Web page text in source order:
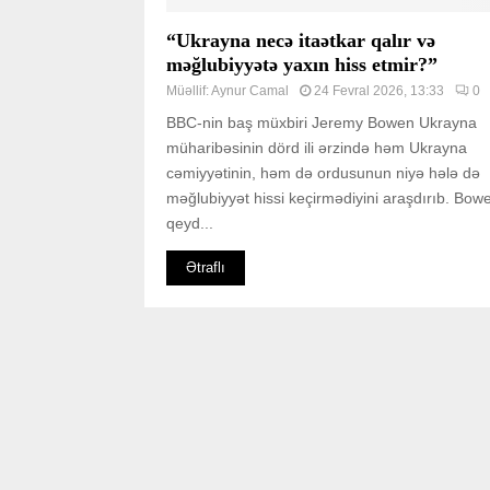
“Ukrayna necə itaətkar qalır və
məğlubiyyətə yaxın hiss etmir?”
Müəllif:Aynur Camal 24 Fevral 2026, 13:33 0
BBC-nin baş müxbiri Jeremy Bowen Ukrayna
müharibəsinin dörd ili ərzində həm Ukrayna
cəmiyyətinin, həm də ordusunun niyə hələ də
məğlubiyyət hissi keçirmədiyini araşdırıb.
qeyd...
Ətraflı